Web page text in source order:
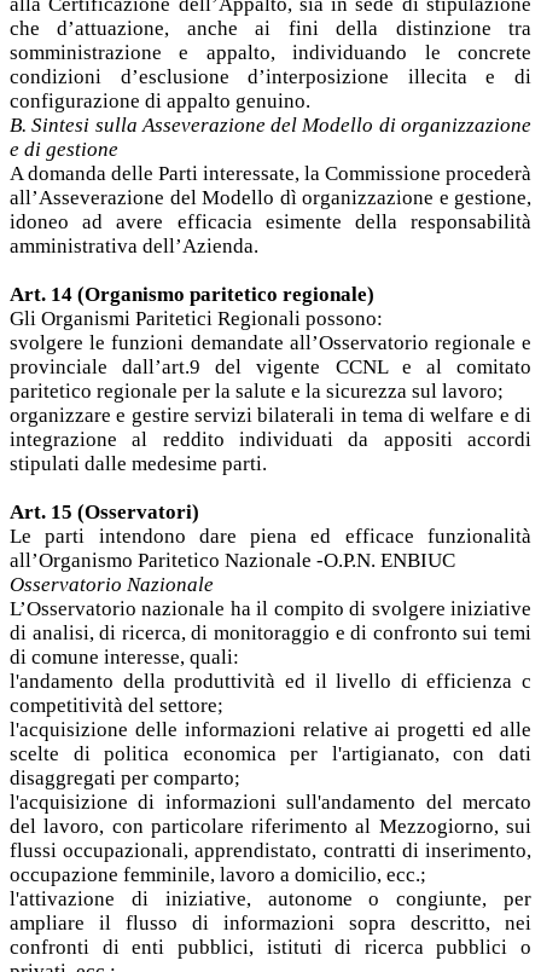
che d’attuazione, anche ai fini della distinzione tra
somministrazione e appalto, individuando le concrete
condizioni d’esclusione d’interposizione illecita e di
configurazione di appalto genuino.
B. Sintesi sulla Asseverazione del Modello di organizzazione
e di gestione
A domanda delle Parti interessate, la Commissione procederà
all’Asseverazione del Modello dì organizzazione e gestione,
idoneo ad avere efficacia esimente della responsabilità
amministrativa dell’Azienda.
Art. 14 (Organismo paritetico regionale)
Gli Organismi Paritetici Regionali possono:
svolgere le funzioni demandate all’Osservatorio regionale e
provinciale dall’art.9 del vigente CCNL e al comitato
paritetico regionale per la salute e la sicurezza sul lavoro;
organizzare e gestire servizi bilaterali in tema di welfare e di
integrazione al reddito individuati da appositi accordi
stipulati dalle medesime parti.
Art. 15 (Osservatori)
Le parti intendono dare piena ed efficace funzionalità
all’Organismo Paritetico Nazionale -O.P.N. ENBIUC
Osservatorio Nazionale
L’Osservatorio nazionale ha il compito di svolgere iniziative
di analisi, di ricerca, di monitoraggio e di confronto sui temi
di comune interesse, quali:
l'andamento della produttività ed il livello di efficienza c
competitività del settore;
l'acquisizione delle informazioni relative ai progetti ed alle
scelte di politica economica per l'artigianato, con dati
disaggregati per comparto;
l'acquisizione di informazioni sull'andamento del mercato
del lavoro, con particolare riferimento al Mezzogiorno, sui
flussi occupazionali, apprendistato, contratti di inserimento,
occupazione femminile, lavoro a domicilio, ecc.;
l'attivazione di iniziative, autonome o congiunte, per
ampliare il flusso di informazioni sopra descritto, nei
confronti di enti pubblici, istituti di ricerca pubblici o